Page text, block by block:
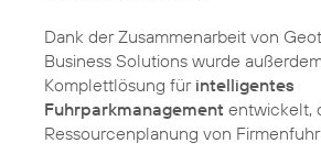
Dank der Zusammenarbeit von
Business Solutions wurde
Komplettlösung für intelligentes
Fuhrparkmanagement entwickelt,
Ressourcenplanung von